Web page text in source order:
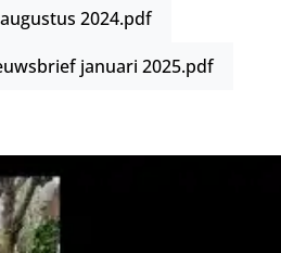
2024.pdf
Bestandjanuari 2025.pdf